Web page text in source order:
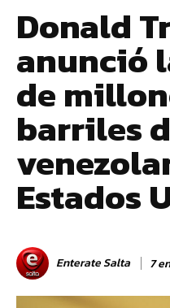
Donald
anunció
de
barriles
Estados
Enterate Salta 7